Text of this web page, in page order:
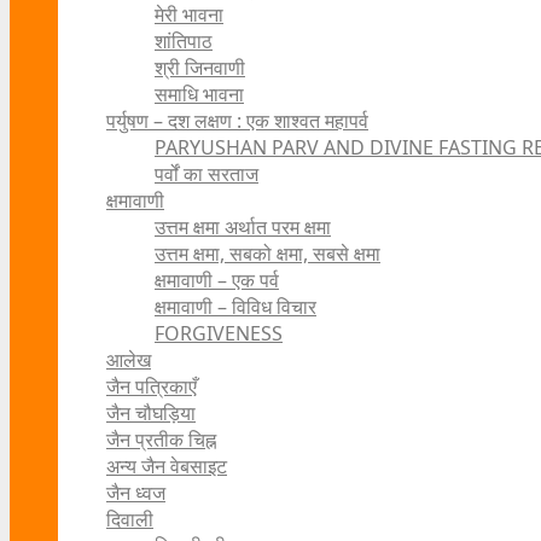
मेरी भावना
शांतिपाठ
श्री जिनवाणी
समाधि भावना
पर्युषण – दश लक्षण : एक शाश्वत महापर्व
PARYUSHAN PARV AND DIVINE FASTING
पर्वों का सरताज
क्षमावाणी
उत्तम क्षमा अर्थात परम क्षमा
उत्तम क्षमा, सबको क्षमा, सबसे क्षमा
क्षमावाणी – एक पर्व
क्षमावाणी – विविध विचार
FORGIVENESS
आलेख
जैन पत्रिकाएँ
जैन चौघड़िया
जैन प्रतीक चिह्न
अन्य जैन वेबसाइट
जैन ध्वज
दिवाली